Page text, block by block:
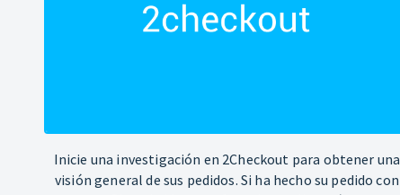
Inicie una investigación en 2Checkout para obtener una
visión general de sus pedidos. Si ha hecho su pedido con